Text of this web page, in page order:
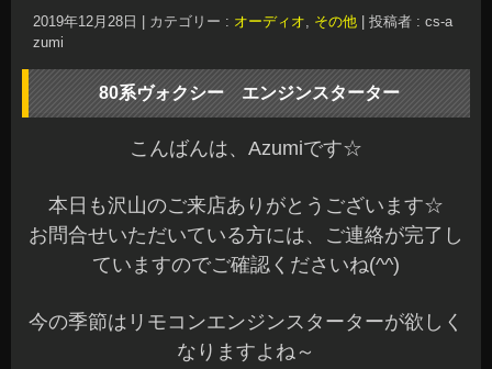
2019年12月28日 カテゴリー : オーディオ, その他
投稿者 : cs-a
zumi
80系ヴォクシー エンジンスターター
こんばんは、Azumiです☆
本日も沢山のご来店ありがとうございます☆
お問合せいただいている方には、ご連絡が完了し
ていますのでご確認くださいね(^^)
今の季節はリモコンエンジンスターターが欲しく
なりますよね～